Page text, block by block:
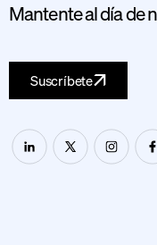
Mantente al día de
Suscríbete